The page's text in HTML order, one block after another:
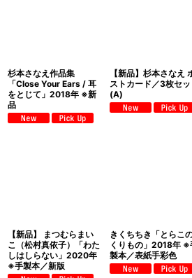
杉本さなえ作品集
「Close Your Ears / 耳
をとじて」2018年 ※新
品
【新品】杉本さなえ
ストカード／3枚セッ
(A)
【新品】 まつむらまい
こ（松村真依子）「わた
しはしらない」2020年
※手製本／新版
きくちちき「とらこ
くりもの」2018年 ※
製本／表紙手彩色